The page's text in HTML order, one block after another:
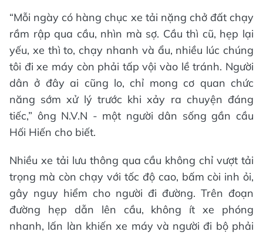
“Mỗi ngày có hàng chục xe tải nặng chở đất chạy
rầm rập qua cầu, nhìn mà sợ. Cầu thì cũ, hẹp lại
yếu, xe thì to, chạy nhanh và ẩu, nhiều lúc chúng
tôi đi xe máy còn phải tấp vội vào lề tránh. Người
dân ở đây ai cũng lo, chỉ mong cơ quan chức
năng sớm xử lý trước khi xảy ra chuyện đáng
tiếc,” ông N.V.N - một người dân sống gần cầu
Hối Hiến cho biết.
Nhiều xe tải lưu thông qua cầu không chỉ vượt tải
trọng mà còn chạy với tốc độ cao, bấm còi inh ỏi,
gây nguy hiểm cho người đi đường. Trên đoạn
đường hẹp dẫn lên cầu, không ít xe phóng
nhanh, lấn làn khiến xe máy và người đi bộ phải